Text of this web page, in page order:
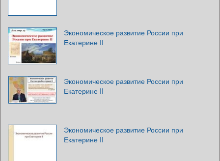
Экономическое развитие России при
Екатерине II
Экономическое развитие России при
Екатерине II
Экономическое развитие России при
Екатерине II